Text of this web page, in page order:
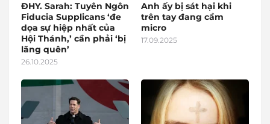
ĐHY. Sarah: Tuyên Ngôn
Fiducia Supplicans ‘đe
dọa sự hiệp nhất của
Hội Thánh,’ cần phải ‘bị
lãng quên’
26.10.2025
Anh ấy bị sát hại khi
trên tay đang cầm
micro
17.09.2025